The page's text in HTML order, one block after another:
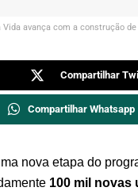
Vida avança com a construção
Compartilhar
Compartilhar Whatsapp
nova etapa do
100 mil novas